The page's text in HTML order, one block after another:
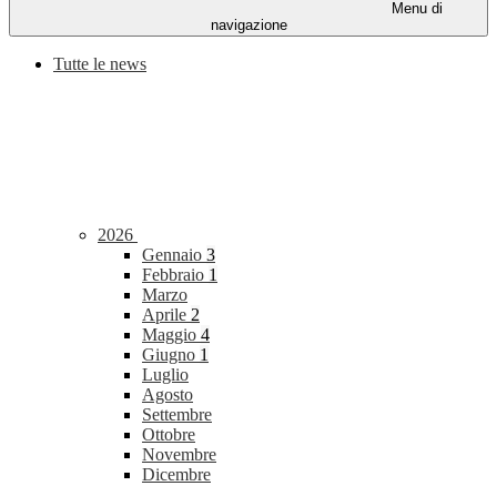
Menu di
navigazione
Tutte le news
2026
Gennaio 3
Febbraio 1
Marzo
Aprile 2
Maggio 4
Giugno 1
Luglio
Agosto
Settembre
Ottobre
Novembre
Dicembre